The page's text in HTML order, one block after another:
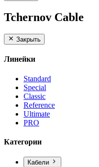
Tchernov Cable
Закрыть
Линейки
Standard
Special
Classic
Reference
Ultimate
PRO
Категории
Кабели